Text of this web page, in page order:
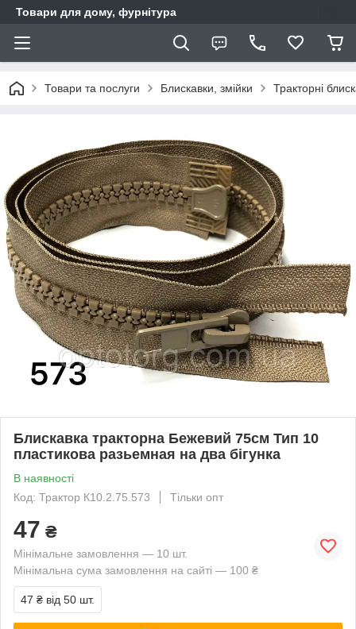
Товари для дому, фурнітура
Товари та послуги Блискавки, змійки Тракторні
Блискавка тракторна Бежевий 75см Тип 10
пластикова разьемная на два бігунка
В наявності
Код: Трактор К10.2.75.573
Тільки опт
47 ₴
Мінімальне замовлення — 10 шт.
Мінімальна сума замовлення на сайті — 100 ₴
47 ₴ від 50 шт.